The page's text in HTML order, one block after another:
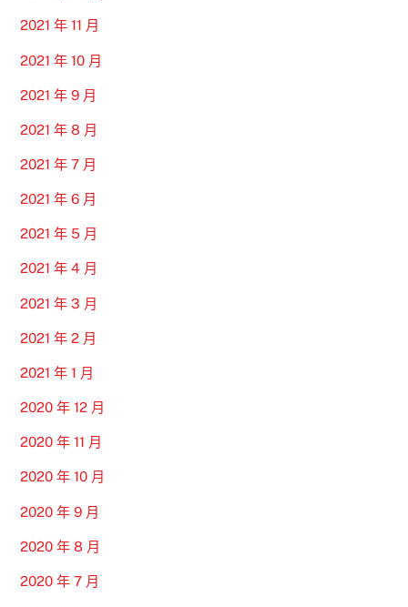
2021 年 11 月
2021 年 10 月
2021 年 9 月
2021 年 8 月
2021 年 7 月
2021 年 6 月
2021 年 5 月
2021 年 4 月
2021 年 3 月
2021 年 2 月
2021 年 1 月
2020 年 12 月
2020 年 11 月
2020 年 10 月
2020 年 9 月
2020 年 8 月
2020 年 7 月